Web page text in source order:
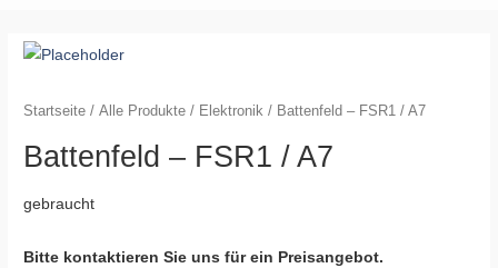
Startseite /Alle Produkte / Elektronik / Battenfeld – FSR1 / A7
Battenfeld – FSR1 / A7
gebraucht
Bitte kontaktieren Sie uns für ein Preisangebot.